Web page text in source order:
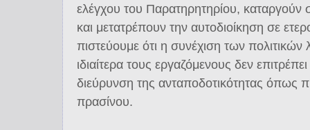
ελέγχου του Παρατηρητηρίου, καταργούν
και μετατρέπουν την αυτοδιοίκηση σε
πιστεύουμε ότι η συνέχιση των πολιτικών
ιδιαίτερα τους εργαζόμενους δεν επιτρέπει
διεύρυνση της ανταποδοτικότητας όπως
πρασίνου.